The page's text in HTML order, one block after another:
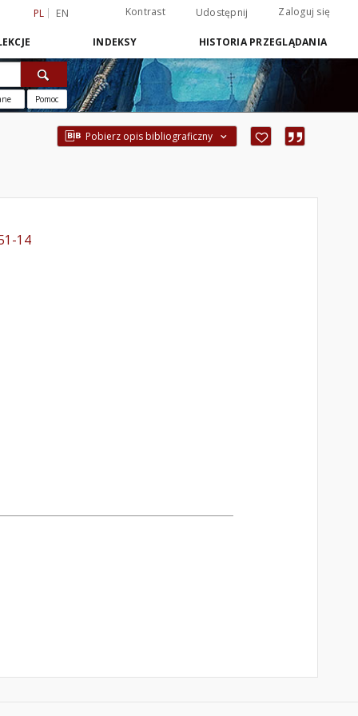
PL EN Kontrast Udostępnij Zaloguj się
INDEKSY HISTORIA PRZEGLĄDANIA
Pomoc
Pobierz opis bibliograficzny
14